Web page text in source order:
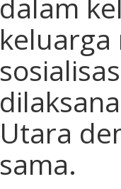
keluarga
Utara
sama.